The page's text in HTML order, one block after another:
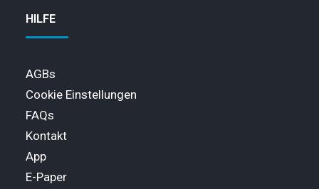
HILFE
AGBs
Cookie Einstellungen
FAQs
Kontakt
App
E-Paper